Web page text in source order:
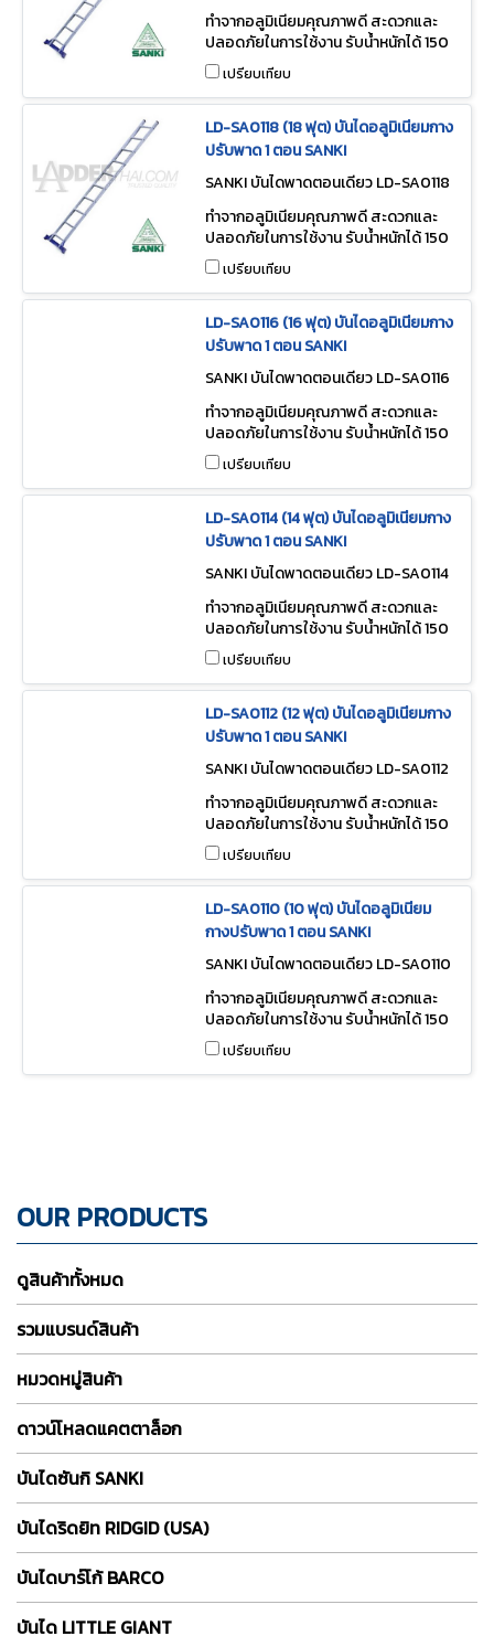
ทำจากอลูมิเนียมคุณภาพดี สะดวกและ
ปลอดภัยในการใช้งาน รับน้ำหนักได้ 150
กก.เปรียบเทียบ
LD-SA0118 (18 ฟุต) บันไดอลูมิเนียมกาง
ปรับพาด 1 ตอน SANKI
SANKI บันไดพาดตอนเดียว LD-SA0118
ทำจากอลูมิเนียมคุณภาพดี สะดวกและ
ปลอดภัยในการใช้งาน รับน้ำหนักได้ 150
กก.เปรียบเทียบ
LD-SA0116 (16 ฟุต) บันไดอลูมิเนียมกาง
ปรับพาด 1 ตอน SANKI
SANKI บันไดพาดตอนเดียว LD-SA0116
ทำจากอลูมิเนียมคุณภาพดี สะดวกและ
ปลอดภัยในการใช้งาน รับน้ำหนักได้ 150
กก.เปรียบเทียบ
LD-SA0114 (14 ฟุต) บันไดอลูมิเนียมกาง
ปรับพาด 1 ตอน SANKI
SANKI บันไดพาดตอนเดียว LD-SA0114
ทำจากอลูมิเนียมคุณภาพดี สะดวกและ
ปลอดภัยในการใช้งาน รับน้ำหนักได้ 150
กก.เปรียบเทียบ
LD-SA0112 (12 ฟุต) บันไดอลูมิเนียมกาง
ปรับพาด 1 ตอน SANKI
SANKI บันไดพาดตอนเดียว LD-SA0112
ทำจากอลูมิเนียมคุณภาพดี สะดวกและ
ปลอดภัยในการใช้งาน รับน้ำหนักได้ 150
กก.เปรียบเทียบ
LD-SA0110 (10 ฟุต) บันไดอลูมิเนียม
กางปรับพาด 1 ตอน SANKI
SANKI บันไดพาดตอนเดียว LD-SA0110
ทำจากอลูมิเนียมคุณภาพดี สะดวกและ
ปลอดภัยในการใช้งาน รับน้ำหนักได้ 150
กก.เปรียบเทียบ
OUR PRODUCTS
ดูสินค้าทั้งหมด
รวมแบรนด์สินค้า
หมวดหมู่สินค้า
ดาวน์โหลดแคตตาล็อก
บันไดซันกิ SANKI
บันไดริดยิท RIDGID (USA)
บันไดบาร์โก้ BARCO
บันได LITTLE GIANT